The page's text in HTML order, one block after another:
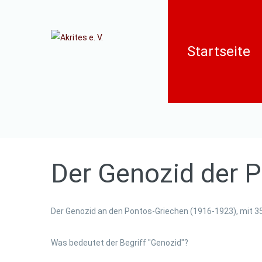
Startseite
Der Genozid der
Der Genozid an den Pontos-Griechen (1916-1923),
Was bedeutet der Begriff "Genozid"?